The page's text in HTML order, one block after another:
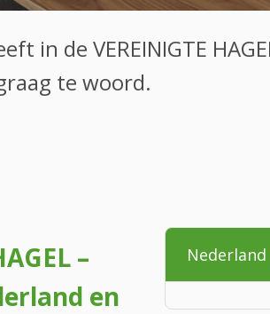
in de VEREINIGTE
te woord.
–
en
Nederland